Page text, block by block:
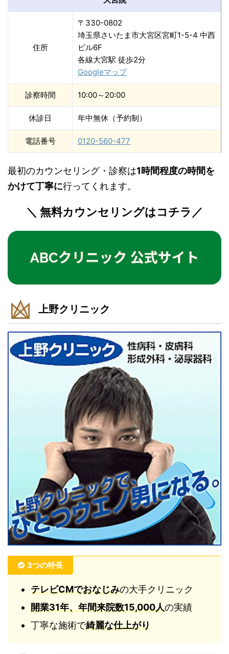
住所
〒330-0802
埼玉県さいたま市大宮区宮町1-5-4 中西
ビル6F
各線大宮駅 徒歩2分
Googleマップ
診察時間 10:00～20:00
休診日 年中無休（予約制）
電話番号 0120-560-477
最初のカウンセリング・診察は1時間程度の時間を
かけて丁寧に行ってくれます。
＼ 無料カウンセリングはコチラ／
上野クリニック
3つの特長
テレビCMでおなじみの大手クリニック
開業31年、年間来院数15,000人の実績
丁寧な施術で綺麗な仕上がり